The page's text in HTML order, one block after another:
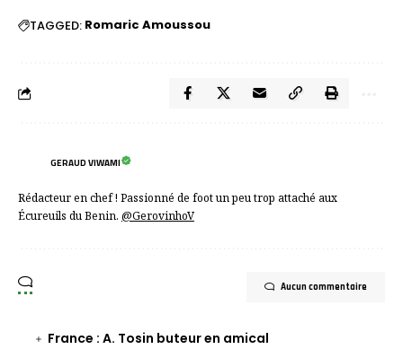
TAGGED: Romaric Amoussou
GERAUD VIWAMI
Rédacteur en chef ! Passionné de foot un peu trop attaché aux
Écureuils du Benin. @GerovinhoV
Aucun commentaire
France : A. Tosin buteur en amical